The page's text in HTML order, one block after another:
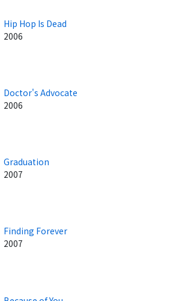
Hip Hop Is Dead
2006
Doctor's Advocate
2006
Graduation
2007
Finding Forever
2007